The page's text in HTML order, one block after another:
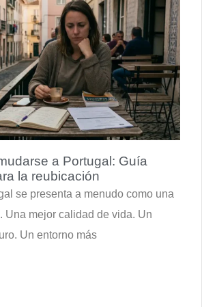
a Portugal: Guía
la reubicación
se presenta a menudo como una
Una mejor calidad de vida. Un
Un entorno más